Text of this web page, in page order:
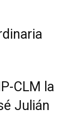
CLM la
Julián